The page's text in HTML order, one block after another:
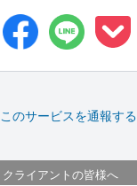
このサービスを通報する
クライアントの皆様へ